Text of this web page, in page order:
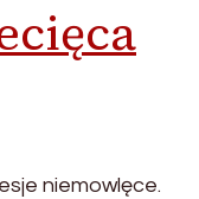
niemowlęce.